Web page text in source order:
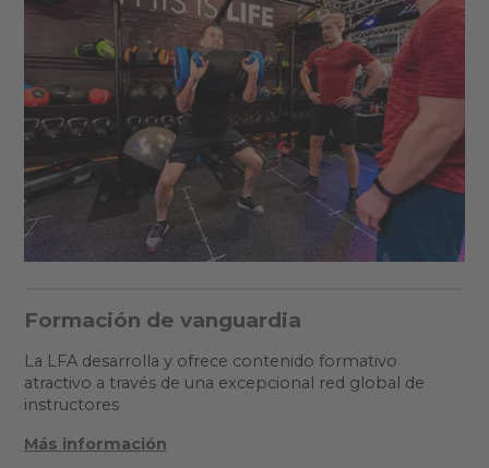
Formación de vanguardia
La LFA desarrolla y ofrece contenido formativo
atractivo a través de una excepcional red global de
instructores
Más información